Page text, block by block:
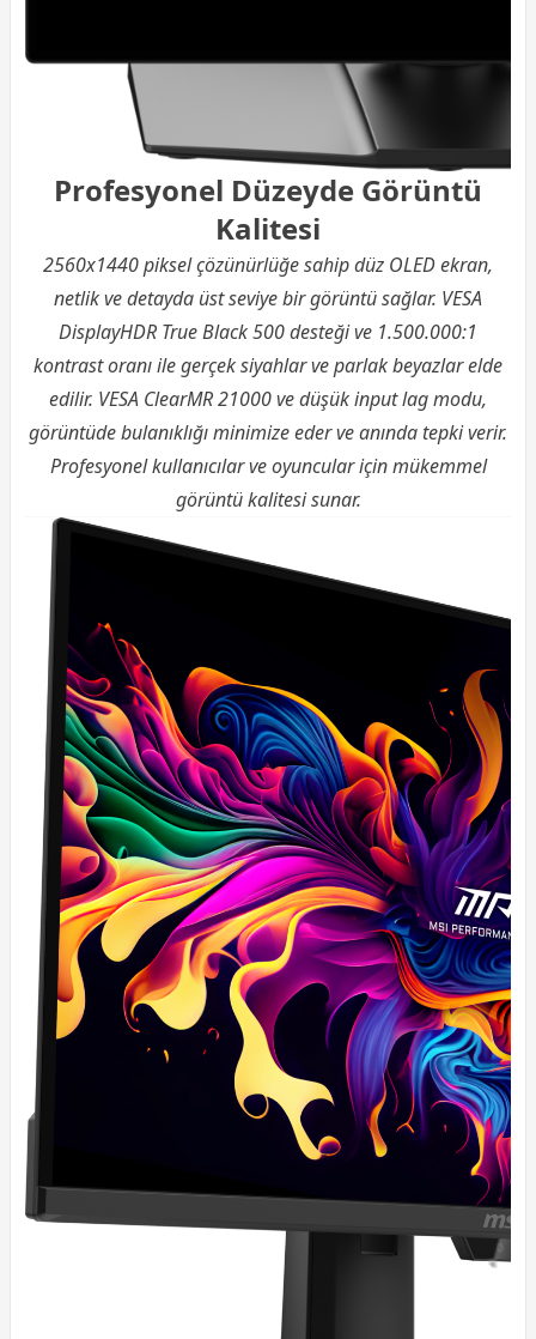
Profesyonel Düzeyde Görüntü
Kalitesi
2560x1440 piksel çözünürlüğe sahip düz OLED ekran,
netlik ve detayda üst seviye bir görüntü sağlar. VESA
DisplayHDR True Black 500 desteği ve 1.500.000:1
kontrast oranı ile gerçek siyahlar ve parlak beyazlar elde
edilir. VESA ClearMR 21000 ve düşük input lag modu,
görüntüde bulanıklığı minimize eder ve anında tepki verir.
Profesyonel kullanıcılar ve oyuncular için mükemmel
görüntü kalitesi sunar.